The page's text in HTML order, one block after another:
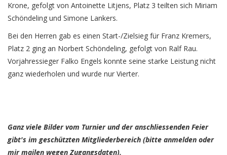
Krone, gefolgt von Antoinette Litjens, Platz 3 teilten sich Miriam
Schöndeling und Simone Lankers.
Bei den Herren gab es einen Start-/Zielsieg für Franz Kremers,
Platz 2 ging an Norbert Schöndeling, gefolgt von Ralf Rau.
Vorjahressieger Falko Engels konnte seine starke Leistung nicht
ganz wiederholen und wurde nur Vierter.
Ganz viele Bilder vom Turnier und der anschliessenden Feier
gibt's im geschützten Mitgliederbereich (bitte anmelden oder
mir mailen wegen Zugangsdaten).